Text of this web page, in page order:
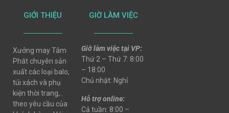
GIỚI THIỆU
Xưởng may Tâm
Phát chuyên sản
xuất các loại balo,
túi xách và phụ
kiện thời trang,..
theo yêu cầu của
GIỜ LÀM VIỆC
Giờ làm việc tại VP:
Thứ 2 – Thứ 7: 8:00
– 18:00
Chủ nhật: Nghỉ
Hỗ trợ online:
Cả tuần: 8:00 –